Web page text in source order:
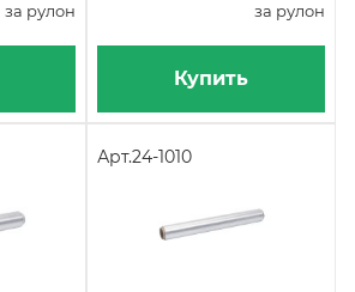
за рулон за рулон
Купить
Арт.24-1010